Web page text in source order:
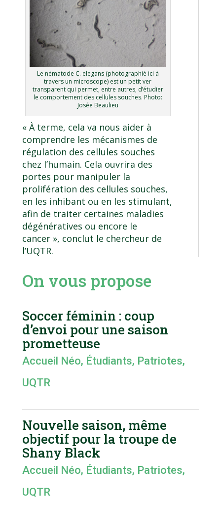
Le nématode C. elegans (photographié ici à
travers un microscope) est un petit ver
transparent qui permet, entre autres, d’étudier
le comportement des cellules souches. Photo:
Josée Beaulieu
« À terme, cela va nous aider à
comprendre les mécanismes de
régulation des cellules souches
chez l’humain. Cela ouvrira des
portes pour manipuler la
prolifération des cellules souches,
en les inhibant ou en les stimulant,
afin de traiter certaines maladies
dégénératives ou encore le
cancer », conclut le chercheur de
l’UQTR.
On vous propose
Soccer féminin : coup
d’envoi pour une saison
prometteuse
Accueil Néo, Étudiants, Patriotes,
UQTR
Nouvelle saison, même
objectif pour la troupe de
Shany Black
Accueil Néo, Étudiants, Patriotes,
UQTR